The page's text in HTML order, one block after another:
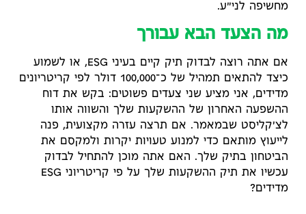
מחשיפה לני"ע.
מה הצעד הבא עבורך
אם אתה רוצה לבדוק תיק קיים בעיני ESG, או לשמוע
כיצד להתאים תמהיל של כ־100,000 דולר לפי קריטריונים
מדידים, אני מציע שני צעדים פשוטים: בקש את דוח
ההשפעה האחרון של ההשקעות שלך והשווה אותו
לצ'קליסט שבמאמר. אם תרצה עזרה מקצועית, פנה
לייעוץ מותאם כדי למנוע טעויות יקרות ולמקסם את
הביטחון בתיק שלך. האם אתה מוכן להתחיל לבדוק
עכשיו את תיק ההשקעות שלך על פי קריטריוני ESG
מדידים?